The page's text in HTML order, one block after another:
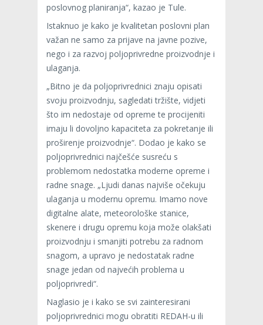
poslovnog planiranja“, kazao je Tule.
Istaknuo je kako je kvalitetan poslovni plan
važan ne samo za prijave na javne pozive,
nego i za razvoj poljoprivredne proizvodnje i
ulaganja.
„Bitno je da poljoprivrednici znaju opisati
svoju proizvodnju, sagledati tržište, vidjeti
što im nedostaje od opreme te procijeniti
imaju li dovoljno kapaciteta za pokretanje ili
proširenje proizvodnje“. Dodao je kako se
poljoprivrednici najčešće susreću s
problemom nedostatka moderne opreme i
radne snage. „Ljudi danas najviše očekuju
ulaganja u modernu opremu. Imamo nove
digitalne alate, meteorološke stanice,
skenere i drugu opremu koja može olakšati
proizvodnju i smanjiti potrebu za radnom
snagom, a upravo je nedostatak radne
snage jedan od najvećih problema u
poljoprivredi“.
Naglasio je i kako se svi zainteresirani
poljoprivrednici mogu obratiti REDAH-u ili